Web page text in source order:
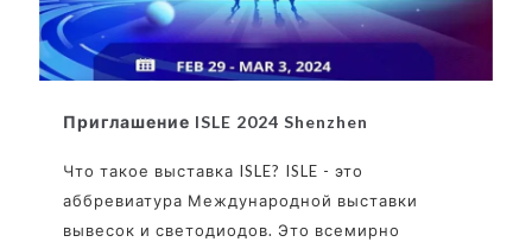
Приглашение ISLE 2024 Shenzhen
Что такое выставка ISLE? ISLE - это
аббревиатура Международной выставки
вывесок и светодиодов. Это всемирно